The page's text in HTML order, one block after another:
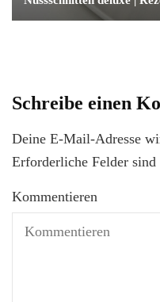
Schreibe einen
Deine E-Mail-Adresse
Erforderliche Felder
Kommentieren